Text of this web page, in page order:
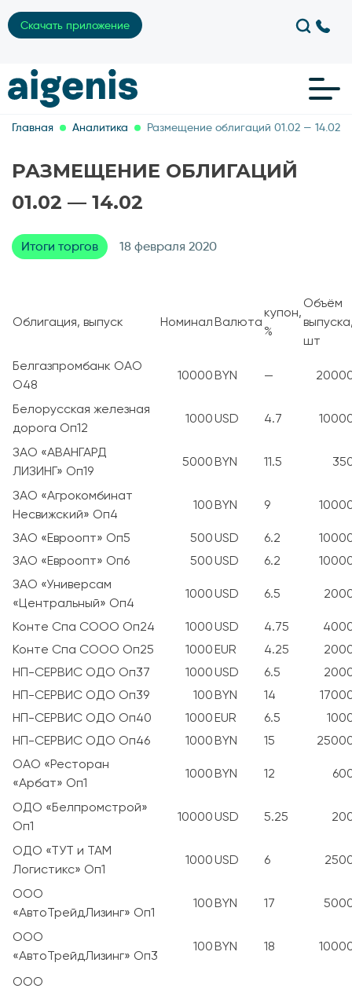
Скачать приложение
Главная Аналитика Размещение облигаций 01.02 — 14.02
РАЗМЕЩЕНИЕ ОБЛИГАЦИЙ
01.02 — 14.02
Итоги торгов 18 февраля 2020
Облигация, выпуск НоминалВалюта
купон,
%
Объём
шт
Белгазпромбанк ОАО
О48
10000BYN —
Белорусская железная
дорога Оп12
1000USD 4.7
ЗАО «АВАНГАРД
ЛИЗИНГ» Оп19
5000BYN 11.5
ЗАО «Агрокомбинат
Несвижский» Оп4
100BYN 9
ЗАО «Евроопт» Оп5 500USD 6.2
ЗАО «Евроопт» Оп6
500USD 6.2
ЗАО «Универсам
«Центральный» Оп4
1000USD 6.5
Конте Спа СООО Оп24 1000USD 4.75
Конте Спа СООО Оп25
1000EUR 4.25
НП-СЕРВИС ОДО Оп37
1000USD 6.5
НП-СЕРВИС ОДО Оп39
100BYN 14
НП-СЕРВИС ОДО Оп40
1000EUR 6.5
НП-СЕРВИС ОДО Оп46
1000BYN 15
ОАО «Ресторан
«Арбат» Оп1
1000BYN 12
ОДО «Белпромстрой»
Оп1
10000USD 5.25
ОДО «ТУТ и ТАМ
Логистикс» Оп1
1000USD 6
ООО
«АвтоТрейдЛизинг» Оп1
100BYN 17
ООО
«АвтоТрейдЛизинг» Оп3
100BYN 18
ООО